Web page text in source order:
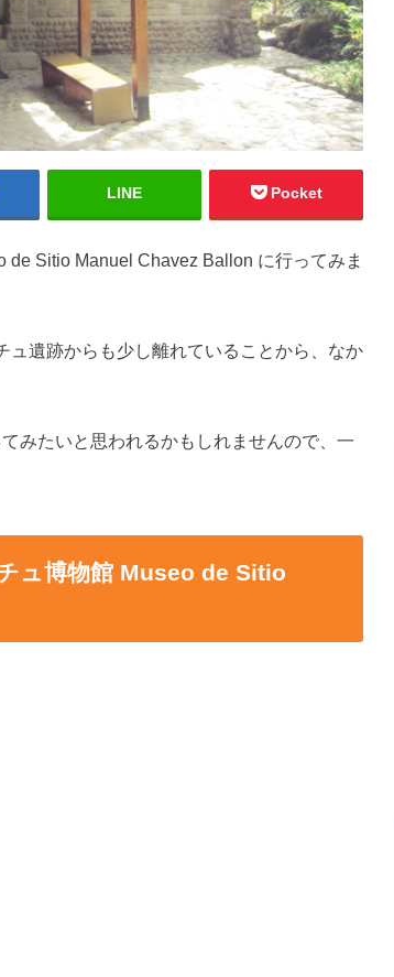
LINE Pocket
Sitio Manuel Chavez Ballon に行ってみま
ュ遺跡からも少し離れていることから、なか
みたいと思われるかもしれませんので、一
ュ博物館 Museo de Sitio